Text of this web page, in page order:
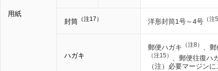
用紙
封筒 （注17） 洋形封筒1号～4号 （注
ハガキ
郵便ハガキ （注8） 、
（注15）
、郵便往復ハ
（注）必要マージン